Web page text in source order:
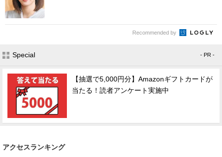
Recommended by
Special - PR -
【抽選で5,000円分】Amazonギフトカードが
当たる！読者アンケート実施中
アクセスランキング